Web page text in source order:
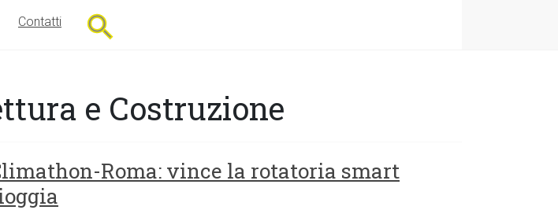
Contatti
e Costruzione
Roma: vince la rotatoria smart